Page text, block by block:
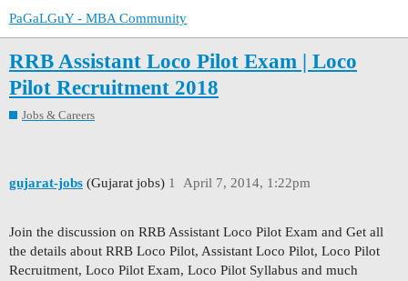
PaGaLGuY - MBA Community
RRB Assistant Loco Pilot Exam | Loco
Pilot Recruitment 2018
Jobs & Careers
gujarat-jobs (Gujarat jobs) April 7, 2014, 1:22pm
1
Join the discussion on RRB Assistant Loco Pilot Exam and Get all
the details about RRB Loco Pilot, Assistant Loco Pilot, Loco Pilot
Recruitment, Loco Pilot Exam, Loco Pilot Syllabus and much